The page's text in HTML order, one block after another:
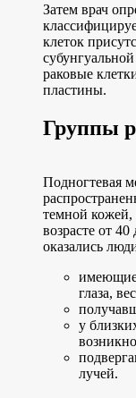
Затем врач
клеток
раковые
пластины.
Группы
Подногтевая
темной кожей,
возрасте от
оказались
имеющие
глаза,
у
лучей.